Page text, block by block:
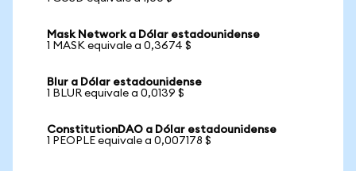
Mask Network a Dólar estadounidense
1 MASK equivale a 0,3674 $
Blur a Dólar estadounidense
1 BLUR equivale a 0,0139 $
ConstitutionDAO a Dólar estadounidense
1 PEOPLE equivale a 0,007178 $